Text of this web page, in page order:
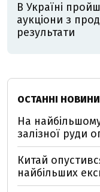
В Україні
аукціони з
результати
ОСТАННІ НОВИНИ
На
залізної руди
Китай
найбільших